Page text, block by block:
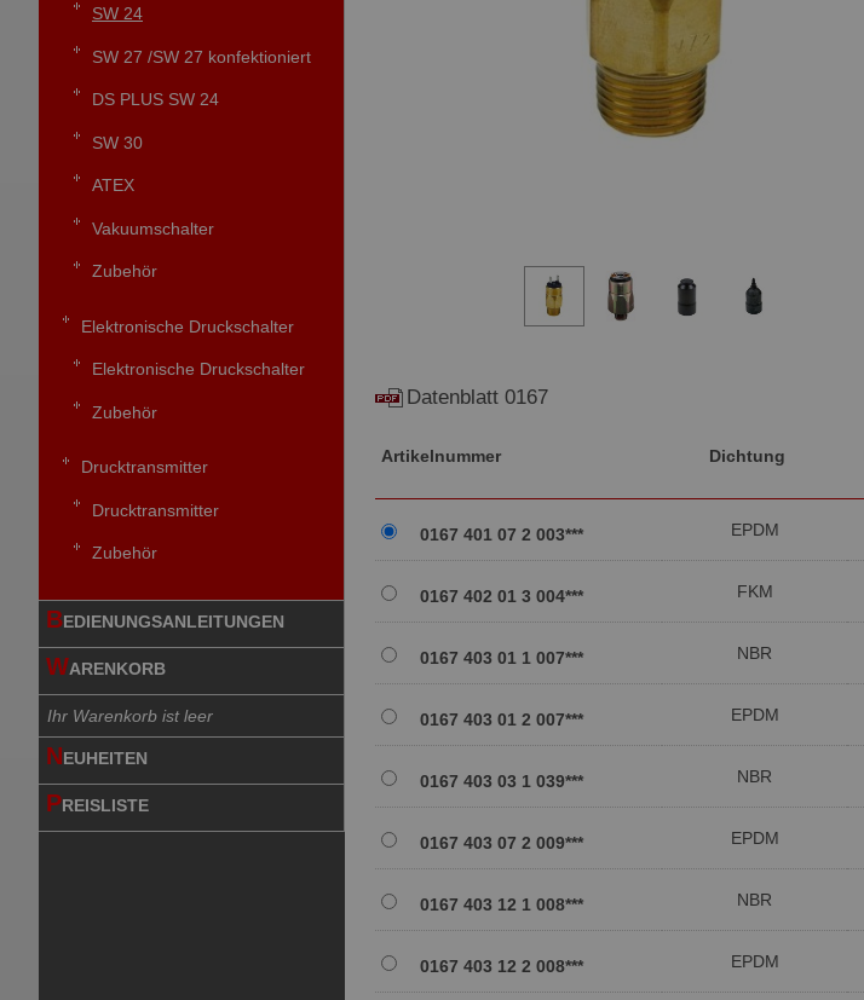
SW 24
SW 27 /SW 27 konfektioniert
DS PLUS SW 24
SW 30
ATEX
Vakuumschalter
Zubehör
Elektronische Druckschalter
Elektronische Druckschalter
Zubehör
Drucktransmitter
Drucktransmitter
Zubehör
BEDIENUNGSANLEITUNGEN
WARENKORB
Ihr Warenkorb ist leer
NEUHEITEN
PREISLISTE
Datenblatt 0167
Artikelnummer Dichtung
0167 401 07 2 003*** EPDM
0167 402 01 3 004*** FKM
0167 403 01 1 007*** NBR
0167 403 01 2 007*** EPDM
0167 403 03 1 039*** NBR
0167 403 07 2 009*** EPDM
0167 403 12 1 008*** NBR
0167 403 12 2 008*** EPDM